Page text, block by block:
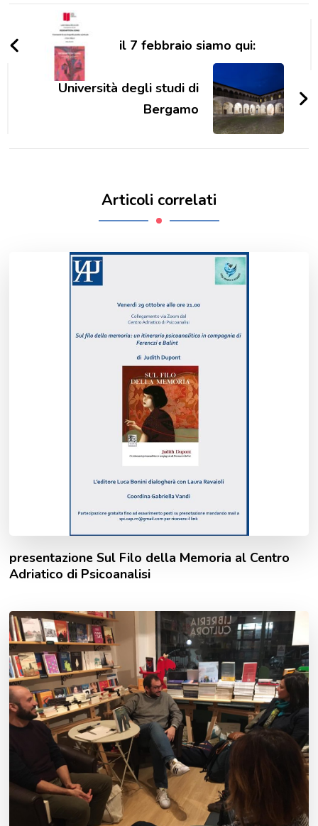
Navigazione
articoli
il 7 febbraio siamo qui:
Università degli studi di
Bergamo
Articoli correlati
presentazione Sul Filo della Memoria al Centro
Adriatico di Psicoanalisi